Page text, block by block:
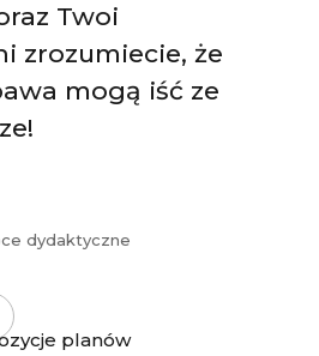
Twoi
zrozumiecie, że
mogą iść ze
dydaktyczne
planów